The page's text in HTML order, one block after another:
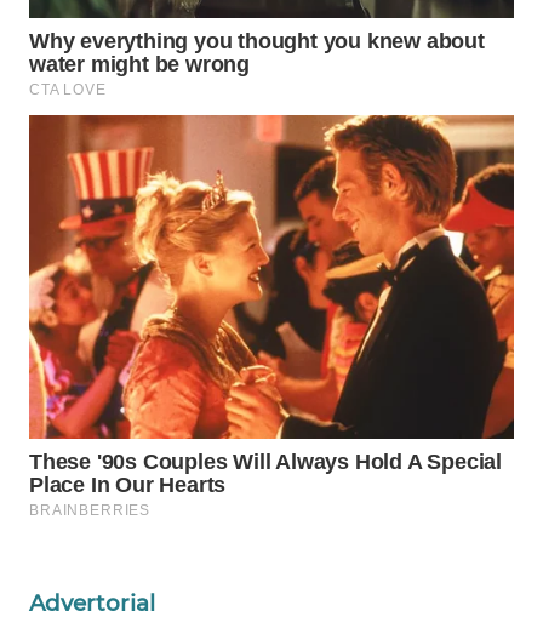
Advertorial
WAHANA
DESA
WISATA
LAPAK
WAHANA
Wahana
Network
KONSUMEN
LISTRIK
MASYARAKAT
KELISTRIKAN
WALINKI
ID
ID